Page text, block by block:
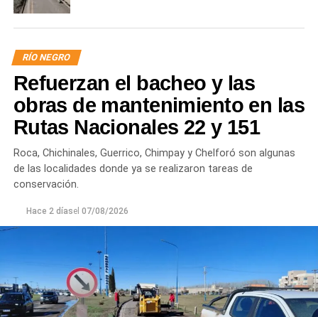
RÍO NEGRO
Refuerzan el bacheo y las
obras de mantenimiento en las
Rutas Nacionales 22 y 151
Roca, Chichinales, Guerrico, Chimpay y Chelforó son algunas
de las localidades donde ya se realizaron tareas de
conservación.
Hace 2 díasel 07/08/2026